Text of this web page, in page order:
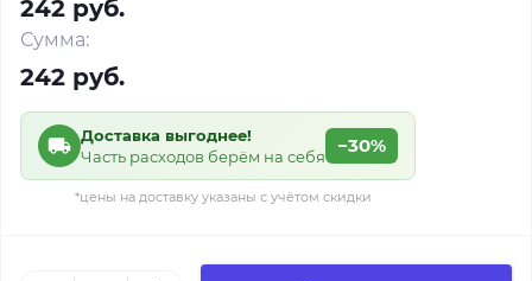
242 руб.
Сумма:
242 руб.
Доставка выгоднее!
Часть расходов берём на себя
−30%
*цены на доставку указаны с учётом скидки